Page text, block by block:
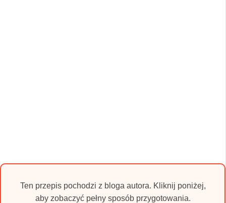
Ten przepis pochodzi z bloga autora. Kliknij poniżej,
aby zobaczyć pełny sposób przygotowania.